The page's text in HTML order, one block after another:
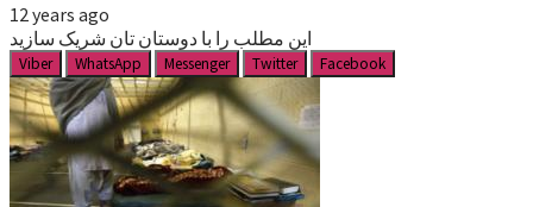
12 years ago
این مطلب را با دوستان تان شریک سازید
Viber WhatsApp Messenger Twitter Facebook